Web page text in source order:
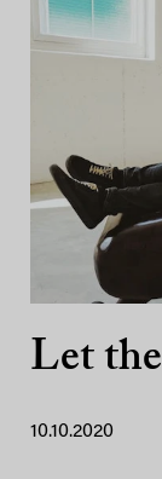
Let
10.10.2020